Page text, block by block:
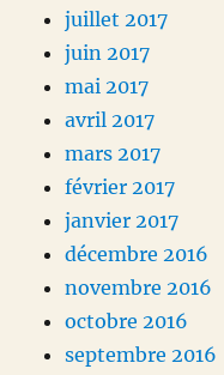
juillet 2017
juin 2017
mai 2017
avril 2017
mars 2017
février 2017
janvier 2017
décembre 2016
novembre 2016
octobre 2016
septembre 2016